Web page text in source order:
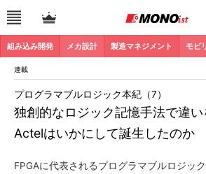
組み込み開発 メカ設計 製造マネジメント モビ
連載
独創的なロジック記憶手法で違
Actelはいかにして誕生したのか
プログラマブルロジック本紀（7）
FPGAに代表されるプログラマブルロジッ